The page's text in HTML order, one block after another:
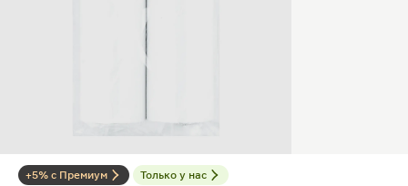
+5% с Премиум Только у нас